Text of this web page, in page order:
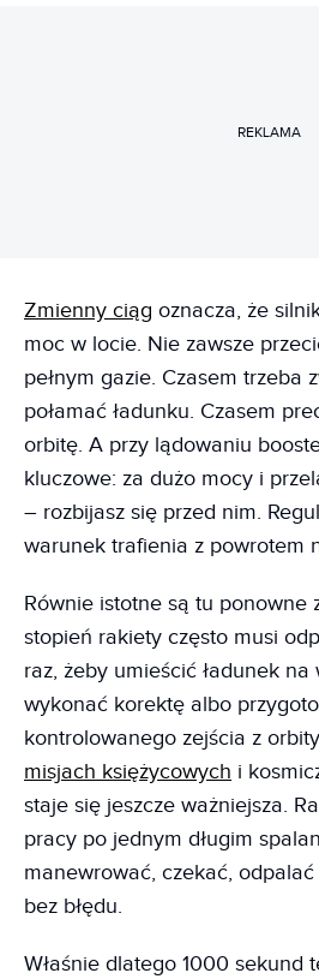
REKLAMA
Zmienny ciąg oznacza, że
moc w locie. Nie zawsze
pełnym gazie. Czasem trzeba
połamać ładunku. Czasem
orbitę. A przy lądowaniu
kluczowe: za dużo mocy i
– rozbijasz się przed nim.
warunek trafienia z powrotem
Równie istotne są tu ponowne
stopień rakiety często musi
raz, żeby umieścić ładunek na
wykonać korektę albo
kontrolowanego zejścia z
misjach księżycowych i
staje się jeszcze ważniejsza.
pracy po jednym długim
manewrować, czekać,
bez błędu.
Właśnie dlatego 1000 sekund